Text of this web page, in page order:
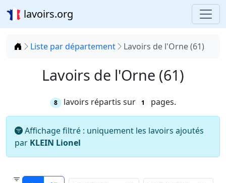
lavoirs.org
Accueil
Liste par département Lavoirs de l'Orne (61)
Lavoirs de l'Orne (61)
8 lavoirs répartis sur 1 pages.
Affichage filtré : uniquement les lavoirs ajoutés
par KLEIN Lionel